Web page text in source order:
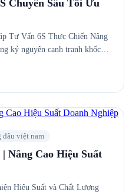
Chuyên Sâu Tối Ưu
Tư Vấn 6S Thực Chiến Nâng
kỷ nguyên cạnh tranh khốc…
đâu việt nam
Nâng Cao Hiệu Suất
Hiệu Suất và Chất Lượng